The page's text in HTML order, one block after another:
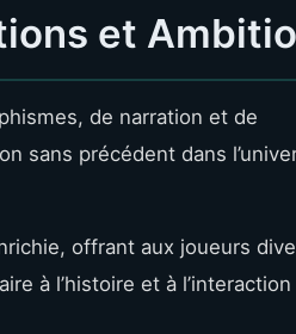
et
de narration et de
sans précédent dans
offrant aux joueurs
à l’histoire et à l’interaction